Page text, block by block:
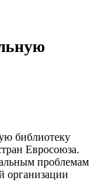
библиотеку
Евросоюза.
проблемам
организации